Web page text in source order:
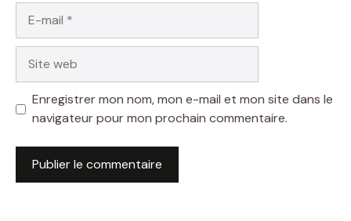
mail
web
Enregistrer mon nom, mon e-mail et mon site dans le
navigateur pour mon prochain commentaire.